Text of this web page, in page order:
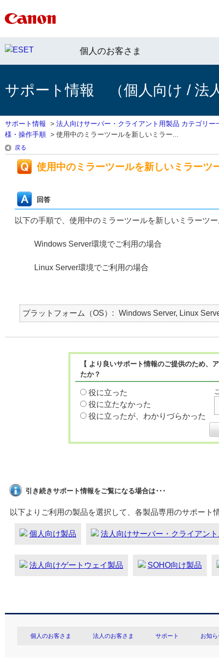
個人のお客さま
サポート情報 （個人向け / 法
サポート情報 > 法人向けサーバー・クライアント用製品 カテゴリー
様・操作手順 > 使用中のミラーツールを新しいミラー...
戻る
使用中のミラーツールを新しいミラーツ
回答
以下の手順で、使用中のミラーツールを新しいミラーツ
Windows Server環境でご利用の場合
Linux Server環境でご利用の場合
プラットフォーム（OS） Windows Server, Linux
【 より良いサポート情報のご提供のため
たか？
役に立った
役に立たなかった
役に立ったが、わかりづらかった
引き続きサポート情報をご覧になる場合は･･･
以下よりご利用の製品を選択して、各製品専用のサポート
個人向け製品 法人向けサーバー・クライアン
法人向けゲートウェイ製品 SOHO向け製品
個人のお客さま 法人のお客さま サポート お知